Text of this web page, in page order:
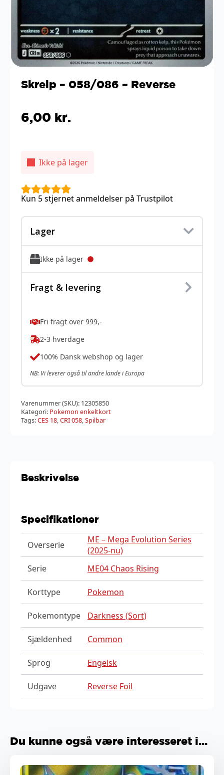
Skrelp – 058/086 – Reverse
6,00 kr.
Ikke på lager
Kun 5 stjernet anmeldelser på Trustpilot
Lager
Ikke på lager
Fragt & levering
Fri fragt over 999,-
2-3 hverdage
100% Dansk webshop og lager
NB: Vi leverer også til andre lande i Europa
Varenummer (SKU): 12305850
Kategori: Pokemon enkeltkort
Tags:CES 18,CRI 058,Spilbar
Beskrivelse
Specifikationer
Overserie
ME – Mega Evolution Series
(2025-nu)
Serie
ME04 Chaos Rising
Korttype Pokemon
Pokemontype Darkness (Sort)
Sjældenhed Common
Sprog Engelsk
Udgave Reverse Foil
Du kunne også være interesseret i...